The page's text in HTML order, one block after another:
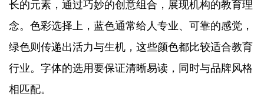
长的元素，通过巧妙的创意组合，展现机构的教育理
念。色彩选择上，蓝色通常给人专业、可靠的感觉，
绿色则传递出活力与生机，这些颜色都比较适合教育
行业。字体的选用要保证清晰易读，同时与品牌风格
相匹配。​